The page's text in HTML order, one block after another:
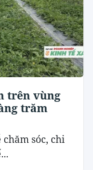
trên vùng
trăm
sóc, chi